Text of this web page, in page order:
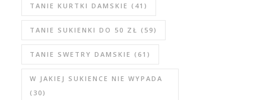
TANIE KURTKI DAMSKIE (41)
TANIE SUKIENKI DO 50 ZŁ (59)
TANIE SWETRY DAMSKIE (61)
W JAKIEJ SUKIENCE NIE WYPADA
(30)